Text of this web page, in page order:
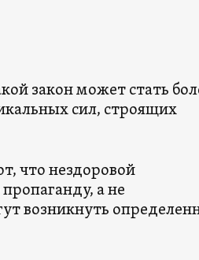
закон может стать
сил, строящих
что нездоровой
а не
возникнуть